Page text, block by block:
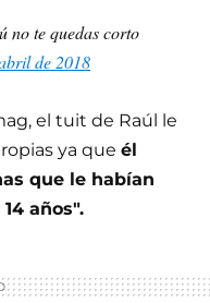
no te quedas corto
de 2018
el tuit de Raúl le
ya que él
que le habían
años".